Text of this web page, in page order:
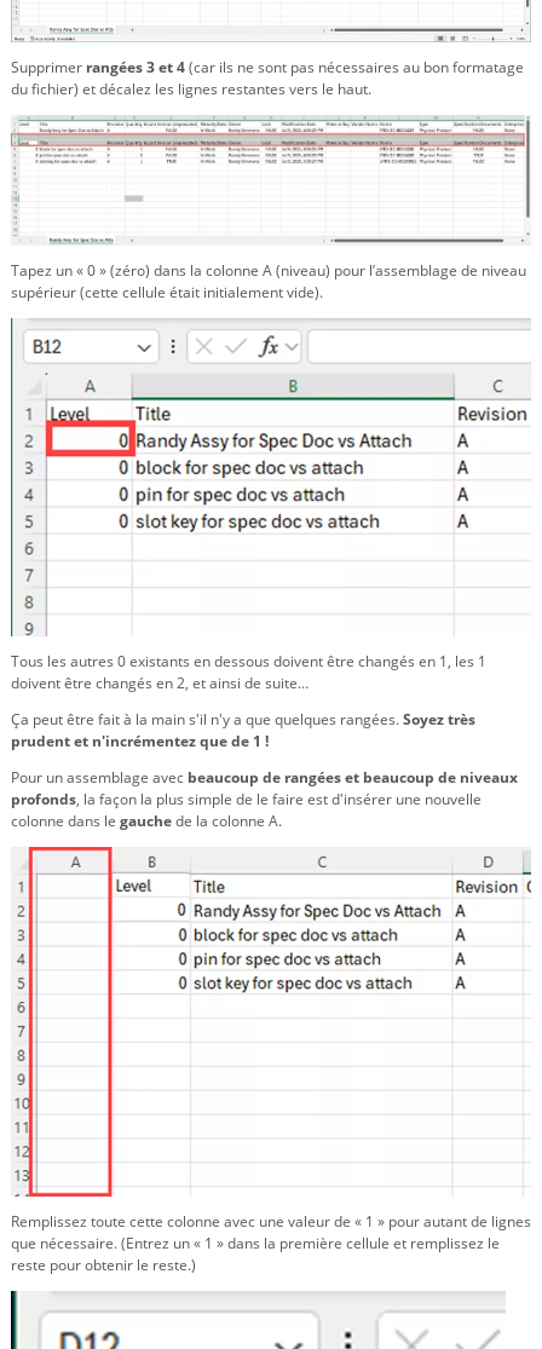
Supprimer rangées 3 et 4(car ils ne sont pas nécessaires au bon formatage
du fichier) et décalez les lignes restantes vers le haut.
Tapez un « 0 » (zéro) dans la colonne A (niveau) pour l’assemblage de niveau
supérieur (cette cellule était initialement vide).
Tous les autres 0 existants en dessous doivent être changés en 1, les 1
doivent être changés en 2, et ainsi de suite…
Ça peut être fait à la main s'il n'y a que quelques rangées.Soyez très
prudent et n'incrémentez que de 1 !
Pour un assemblage avec beaucoup de rangées et beaucoup de niveaux
profonds, la façon la plus simple de le faire est d'insérer une nouvelle
colonne dans le gauchede la colonne A.
Remplissez toute cette colonne avec une valeur de « 1 » pour autant de lignes
que nécessaire. (Entrez un « 1 » dans la première cellule et remplissez le
reste pour obtenir le reste.)